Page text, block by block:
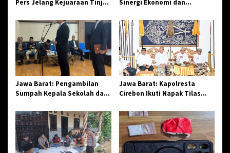
Pers Jelang Kejuaraan Tinju
2026
Sinergi Ekonomi dan
Jangkar Gelar Halal Bi Halal
di Losari
Jawa Barat: Pengambilan
Sumpah Kepala Sekolah dan
Penegasan Integritas
Aparatur Pendidikan dan
Birokrasi
Jawa Barat: Kapolresta
Cirebon Ikuti Napak Tilas
Sinergi dan Pelestarian
Sejarah